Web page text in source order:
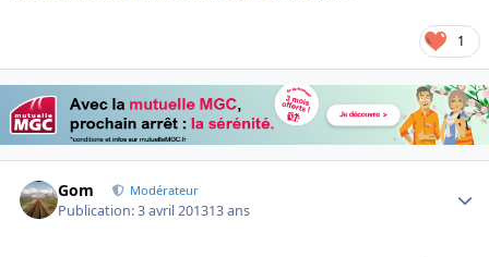
1
Gom Modérateur
Publication:3 avril 201313 ans